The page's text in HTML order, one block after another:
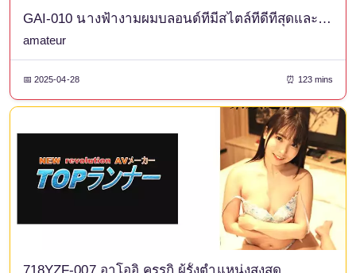
GAI-010 นางฟ้างามผมบลอนด์ที่มีสไตล์ที่ดีที่สุดและเซ็กซี่สุด ๆ ครีมพาย IviRein
amateur
📅 2025-04-28 ⏰ 123 mins